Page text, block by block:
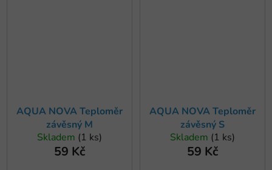
AQUA NOVA Teploměr
závěsný M
Skladem (1 ks)
59 Kč
AQUA NOVA Teploměr
závěsný S
Skladem (1 ks)
59 Kč